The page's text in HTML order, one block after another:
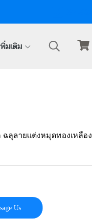
มเติม
ฉลุลายแต่งหมุดทองเหลือง
Us